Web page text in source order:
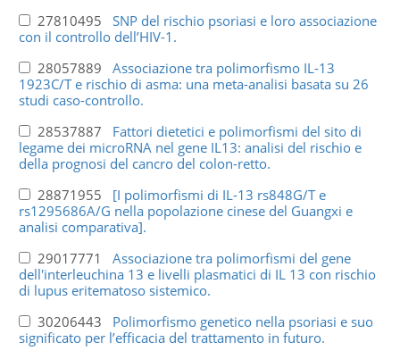
27810495 SNP del rischio psoriasi e loro associazione
con il controllo dell’HIV-1.
28057889 Associazione tra polimorfismo IL-13
1923C/T e rischio di asma: una meta-analisi basata su 26
studi caso-controllo.
28537887 Fattori dietetici e polimorfismi del sito di
legame dei microRNA nel gene IL13: analisi del rischio e
della prognosi del cancro del colon-retto.
28871955 [I polimorfismi di IL-13 rs848G/T e
rs1295686A/G nella popolazione cinese del Guangxi e
analisi comparativa].
29017771 Associazione tra polimorfismi del gene
dell'interleuchina 13 e livelli plasmatici di IL 13 con rischio
di lupus eritematoso sistemico.
30206443 Polimorfismo genetico nella psoriasi e suo
significato per l’efficacia del trattamento in futuro.